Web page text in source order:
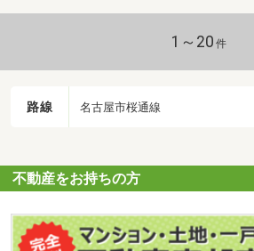
1～20 件
路線 名古屋市桜通線
不動産をお持ちの方